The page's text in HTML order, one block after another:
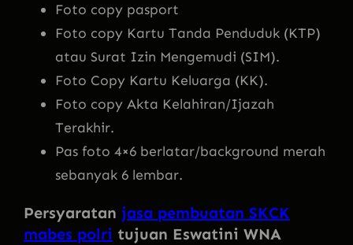
Foto copy pasport
Foto copy Kartu Tanda Penduduk (KTP)
atau Surat Izin Mengemudi (SIM).
Foto Copy Kartu Keluarga (KK).
Foto copy Akta Kelahiran/Ijazah
Terakhir.
Pas foto 4×6 berlatar/background merah
sebanyak 6 lembar.
Persyaratan jasa pembuatan SKCK
mabes polri tujuan Eswatini WNA